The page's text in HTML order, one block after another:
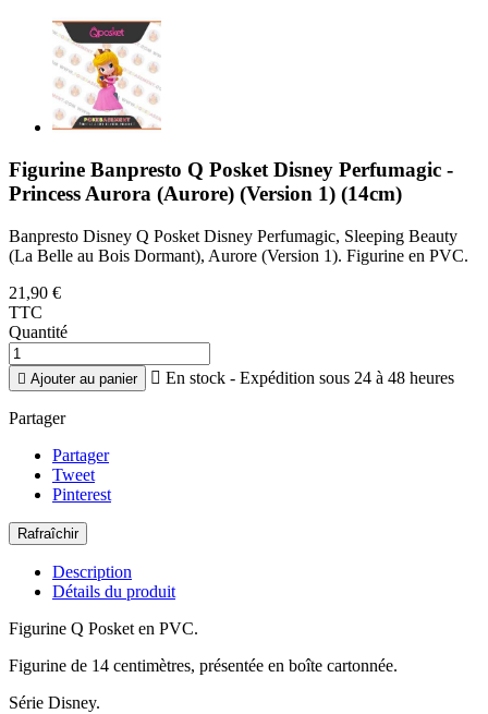
Figurine Banpresto Q Posket Disney Perfumagic -
Princess Aurora (Aurore) (Version 1) (14cm)
Banpresto Disney Q Posket Disney Perfumagic, Sleeping Beauty
(La Belle au Bois Dormant), Aurore (Version 1). Figurine en PVC.
21,90 €
TTC
Quantité
 Ajouter au panier  En stock - Expédition sous 24 à 48 heures
Partager
Partager
Tweet
Pinterest
Description
Détails du produit
Figurine Q Posket en PVC.
Figurine de 14 centimètres, présentée en boîte cartonnée.
Série Disney.